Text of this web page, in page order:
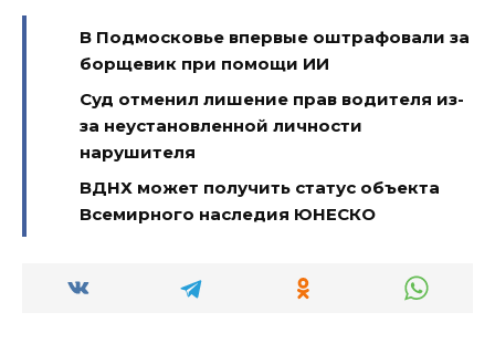
В Подмосковье впервые оштрафовали за
борщевик при помощи ИИ
Суд отменил лишение прав водителя из-
за неустановленной личности
нарушителя
ВДНХ может получить статус объекта
Всемирного наследия ЮНЕСКО